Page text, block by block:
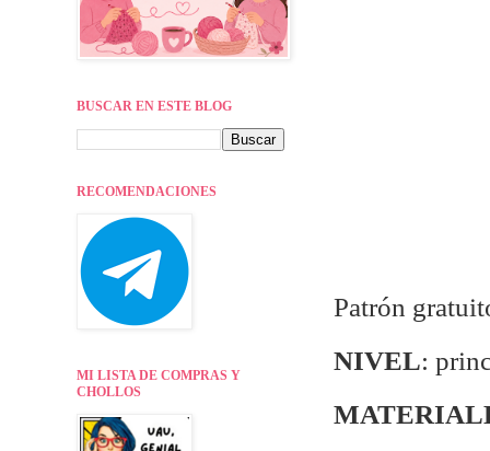
Patrón
NIVEL:
BUSCAR EN ESTE BLOG
RECOMENDACIONES
MI LISTA DE COMPRAS Y
CHOLLOS